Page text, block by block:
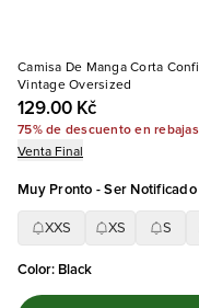
Camisa De Manga Corta
Vintage Oversized
129.00 Kč
75% de descuento en
Venta Final
Muy Pronto - Ser Notificado
XXS XS S
Color: Black